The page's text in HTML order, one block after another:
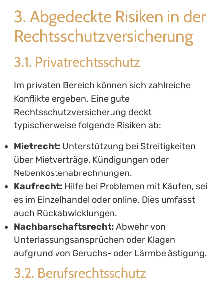
Fahrverboten.
3.4. Familienrechtsschutz
Familienangelegenheiten sind oftmals
eine Rechtsschutzversicherung
typischerweise ab:
Scheidungsrecht:
Rechtsberatung und
Unterstützung beim Scheidungsprozess und
Unterhaltsfragen.
Sorgerecht:Rechtliche Unterstützung bei
Sorgerechtsstreitigkeiten und
Umgangsregelungen.
4. Was kostet eine
Rechtsschutzversicherung?
Die Kosten einer Rechtsschutzversicherung
beispielsweise: